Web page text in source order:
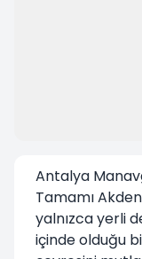
Antalya
Tamamı
yalnızca yerli
içinde olduğu